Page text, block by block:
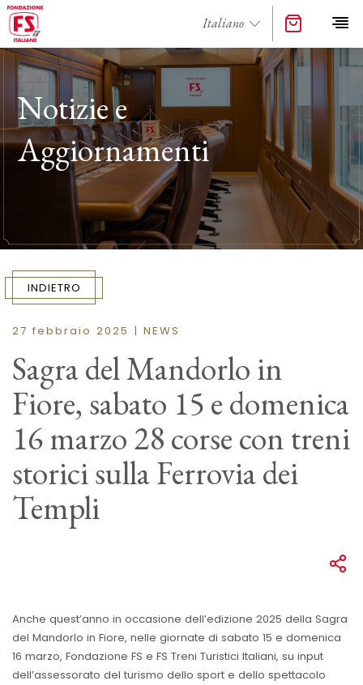
Notizie e
Aggiornamenti
INDIETRO
27 febbraio 2025 | NEWS
Sagra del Mandorlo in
Fiore, sabato 15 e domenica
16 marzo 28 corse con treni
storici sulla Ferrovia dei
Templi
Anche quest’anno in occasione dell’edizione 2025 della Sagra
del Mandorlo in Fiore, nelle giornate di sabato 15 e domenica
16 marzo, Fondazione FS e FS Treni Turistici Italiani, su input
dell’assessorato del turismo dello sport e dello spettacolo